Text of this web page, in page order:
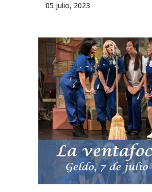
05 julio, 2023